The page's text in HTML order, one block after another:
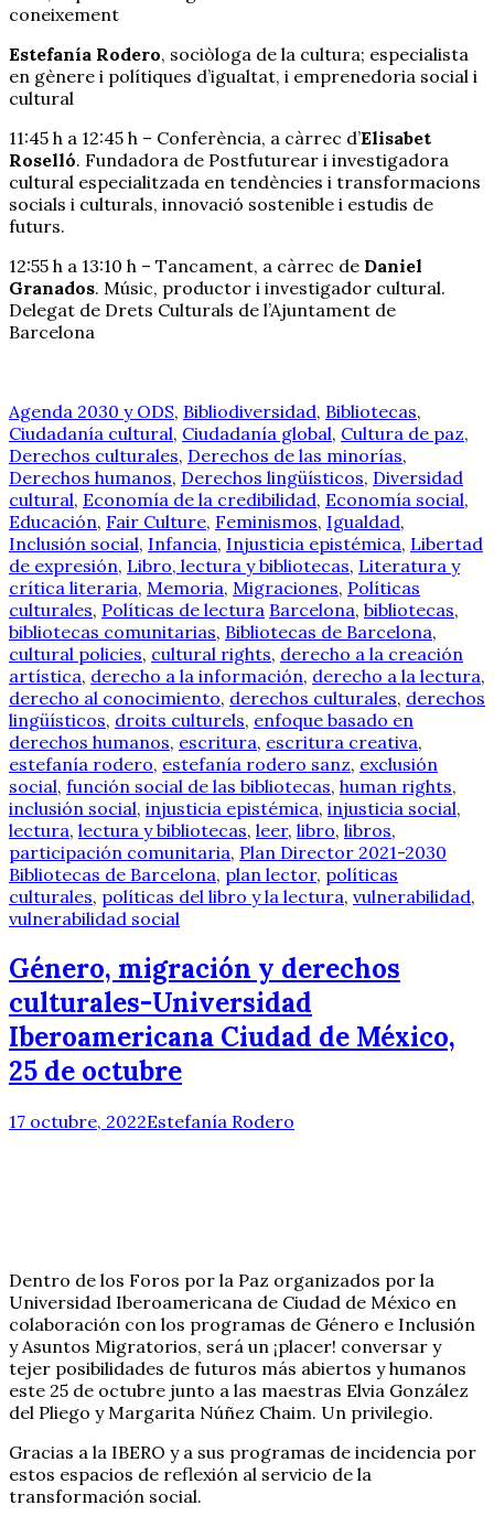
coneixement
Estefanía Rodero, sociòloga de la cultura; especialista
en gènere i polítiques d’igualtat, i emprenedoria social i
cultural
11:45 h a 12:45 h – Conferència, a càrrec d’Elisabet
Roselló. Fundadora de Postfuturear i investigadora
cultural especialitzada en tendències i transformacions
socials i culturals, innovació sostenible i estudis de
futurs.
12:55 h a 13:10 h – Tancament, a càrrec de Daniel
Granados. Músic, productor i investigador cultural.
Delegat de Drets Culturals de l’Ajuntament de
Barcelona
Agenda 2030 y ODS, Bibliodiversidad, Bibliotecas,
Ciudadanía cultural, Ciudadanía global, Cultura de paz,
Derechos culturales, Derechos de las minorías,
Derechos humanos, Derechos lingüísticos, Diversidad
cultural, Economía de la credibilidad, Economía social,
Educación, Fair Culture, Feminismos, Igualdad,
Inclusión social, Infancia, Injusticia epistémica, Libertad
de expresión, Libro, lectura y bibliotecas, Literatura y
crítica literaria, Memoria, Migraciones, Políticas
culturales, Políticas de lectura Barcelona, bibliotecas,
bibliotecas comunitarias, Bibliotecas de Barcelona,
cultural policies, cultural rights, derecho a la creación
artística, derecho a la información, derecho a la lectura,
derecho al conocimiento, derechos culturales, derechos
lingüísticos, droits culturels, enfoque basado en
derechos humanos, escritura, escritura creativa,
estefanía rodero, estefanía rodero sanz, exclusión
social, función social de las bibliotecas, human rights,
inclusión social, injusticia epistémica, injusticia social,
lectura, lectura y bibliotecas, leer, libro, libros,
participación comunitaria, Plan Director 2021-2030
Bibliotecas de Barcelona, plan lector, políticas
culturales, políticas del libro y la lectura, vulnerabilidad,
vulnerabilidad social
Género, migración y derechos
culturales-Universidad
Iberoamericana Ciudad de México,
25 de octubre
17 octubre, 2022Estefanía Rodero
Dentro de los Foros por la Paz organizados por la
Universidad Iberoamericana de Ciudad de México en
colaboración con los programas de Género e Inclusión
y Asuntos Migratorios, será un ¡placer! conversar y
tejer posibilidades de futuros más abiertos y humanos
este 25 de octubre junto a las maestras Elvia González
del Pliego y Margarita Núñez Chaim. Un privilegio.
Gracias a la IBERO y a sus programas de incidencia por
estos espacios de reflexión al servicio de la
transformación social.